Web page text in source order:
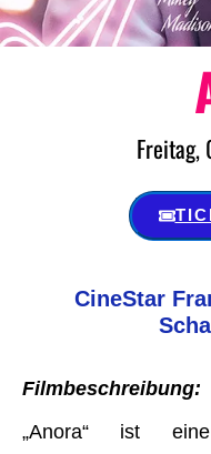
Freitag,
CineStar
Filmbeschreibung:
„Anora“ ist